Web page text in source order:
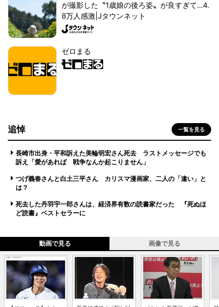
が撮影した〝1歳娘の後ろ姿〟が良すぎて...4.
8万人感激|Jタウンネット
ゼロまる
追悼 一覧を見る
長崎市出身・平和訴えた美輪明宏さん死去 ラストメッセージでも
訴え「愛があれば 戦争なんか起こりません」
つげ義春さんと白土三平さん カリスマ漫画家、二人の「違い」と
は？
死去した丹羽宇一郎さんは、経済界有数の読書家だった 『死ぬほ
ど読書』ベストセラーに
動画で見る 画像で見る